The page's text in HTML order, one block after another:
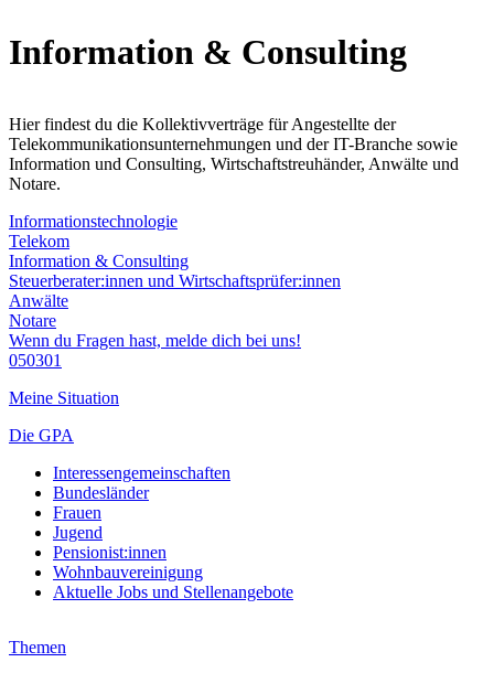
Information & Consulting
Hier findest du die Kollektivverträge für Angestellte der
Telekommunikationsunternehmungen und der IT-Branche sowie
Information und Consulting, Wirtschaftstreuhänder, Anwälte und
Notare.
Informationstechnologie
Telekom
Information & Consulting
Steuerberater:innen und Wirtschaftsprüfer:innen
Anwälte
Notare
Wenn du Fragen hast, melde dich bei uns!
050301
Meine Situation
Die GPA
Interessengemeinschaften
Bundesländer
Frauen
Jugend
Pensionist:innen
Wohnbauvereinigung
Aktuelle Jobs und Stellenangebote
Themen